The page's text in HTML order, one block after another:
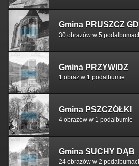
Gmina PRUSZCZ
30 obrazów w 5
Gmina PRZYWIDZ
1 obraz w 1 podalbumie
Gmina PSZCZÓŁKI
4 obrazów w 1 podalbumie
Gmina SUCHY DĄB
24 obrazów w 2